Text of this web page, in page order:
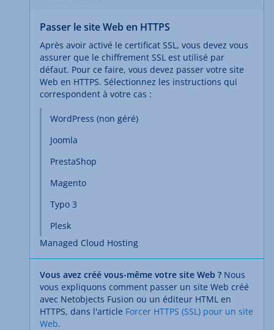
Passer le site Web en HTTPS
Après avoir activé le certificat SSL, vous devez vous
assurer que le chiffrement SSL est utilisé par
défaut. Pour ce faire, vous devez passer votre site
Web en HTTPS. Sélectionnez les instructions qui
correspondent à votre cas :
WordPress (non géré)
Joomla
PrestaShop
Magento
Typo 3
Plesk
Managed Cloud Hosting
Vous avez créé vous-même votre site Web ? Nous
vous expliquons comment passer un site Web créé
avec Netobjects Fusion ou un éditeur HTML en
HTTPS, dans l'article Forcer HTTPS (SSL) pour un site
Web.